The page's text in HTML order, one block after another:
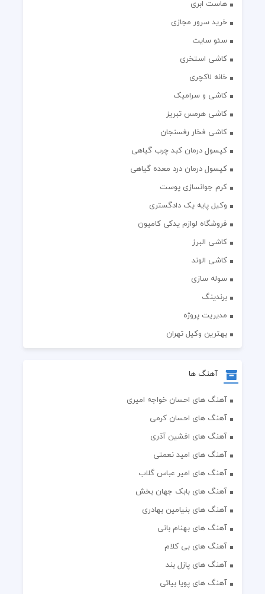
هاست ابری
خرید سرور مجازی
سئو سایت
کاشی استخری
خانه لاکچری
کاشی و سرامیک
کاشی هرمس تبریز
کاشی فخار رفسنجان
کپسول درمان کبد چرب گیاهی
کپسول درمان درد معده گیاهی
کرم جوانسازی پوست
وکیل پایه یک دادگستری
فروشگاه لوازم یدکی کامیون
کاشی البرز
کاشی الوند
سوله سازی
برندینگ
مدیریت پروژه
بهترین وکیل تهران
آهنگ ها
آهنگ های احسان خواجه امیری
آهنگ های احسان کرمی
آهنگ های افشین آذری
آهنگ های امید نعمتی
آهنگ های امیر عباس گلاب
آهنگ های بابک جهان بخش
آهنگ های بنیامین بهادری
آهنگ های بهنام بانی
آهنگ های بی کلام
آهنگ های پازل بند
آهنگ های پویا بیاتی